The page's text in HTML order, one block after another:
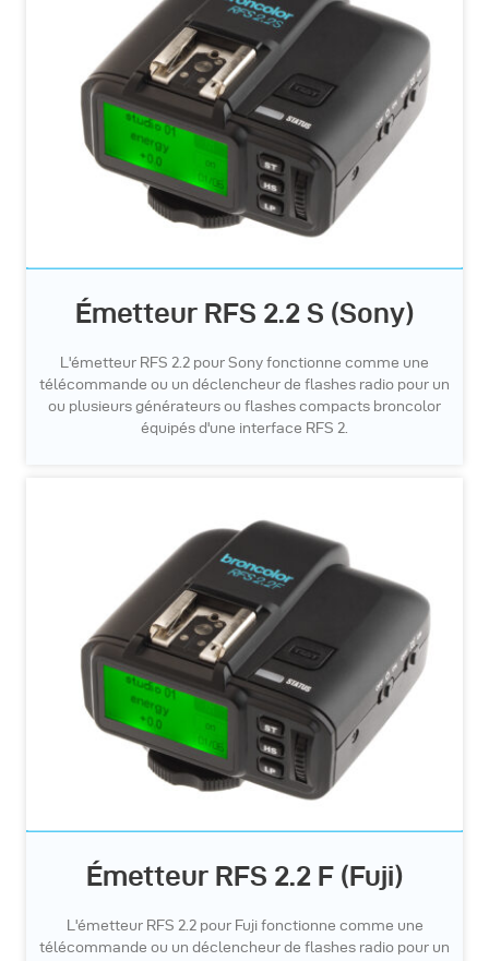
Émetteur RFS 2.2 S (Sony)
L'émetteur RFS 2.2 pour Sony fonctionne comme une
télécommande ou un déclencheur de flashes radio pour un
ou plusieurs générateurs ou flashes compacts broncolor
équipés d'une interface RFS 2.
Émetteur RFS 2.2 F (Fuji)
L'émetteur RFS 2.2 pour Fuji fonctionne comme une
télécommande ou un déclencheur de flashes radio pour un